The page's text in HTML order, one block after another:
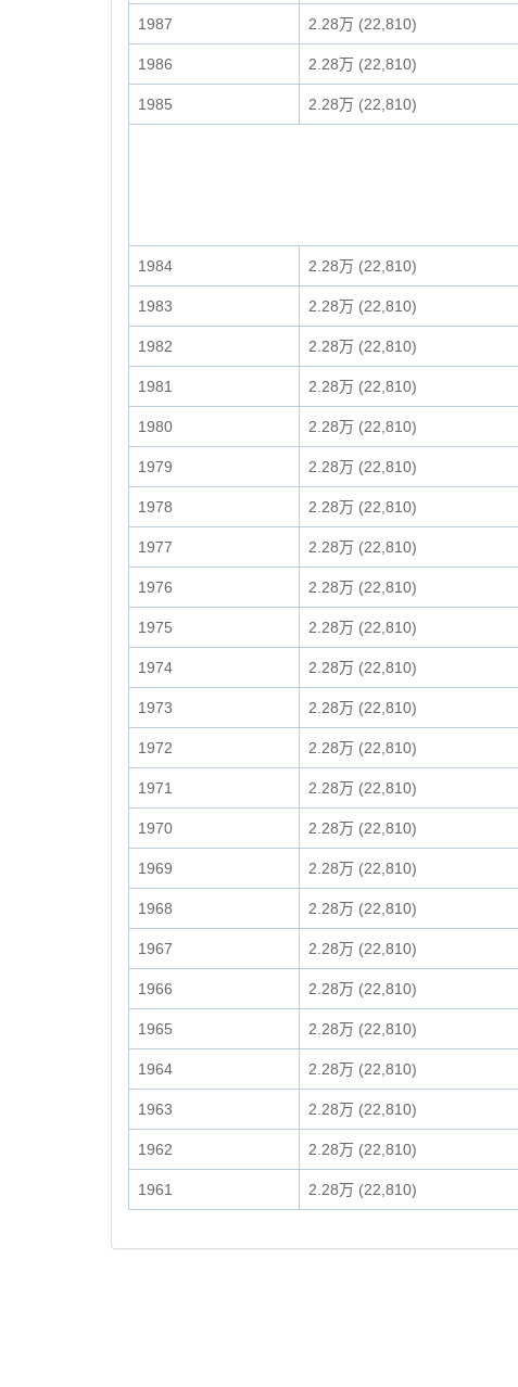
1987 2.28万 (22,810)
1986 2.28万 (22,810)
1985 2.28万 (22,810)
1984 2.28万 (22,810)
1983 2.28万 (22,810)
1982 2.28万 (22,810)
1981 2.28万 (22,810)
1980 2.28万 (22,810)
1979 2.28万 (22,810)
1978 2.28万 (22,810)
1977 2.28万 (22,810)
1976 2.28万 (22,810)
1975 2.28万 (22,810)
1974 2.28万 (22,810)
1973 2.28万 (22,810)
1972 2.28万 (22,810)
1971 2.28万 (22,810)
1970 2.28万 (22,810)
1969 2.28万 (22,810)
1968 2.28万 (22,810)
1967 2.28万 (22,810)
1966 2.28万 (22,810)
1965 2.28万 (22,810)
1964 2.28万 (22,810)
1963 2.28万 (22,810)
1962 2.28万 (22,810)
1961 2.28万 (22,810)